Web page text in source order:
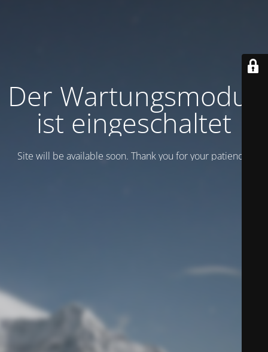
Der Wartungsmodus
ist eingeschaltet
Site will be available soon. Thank you for your patience!